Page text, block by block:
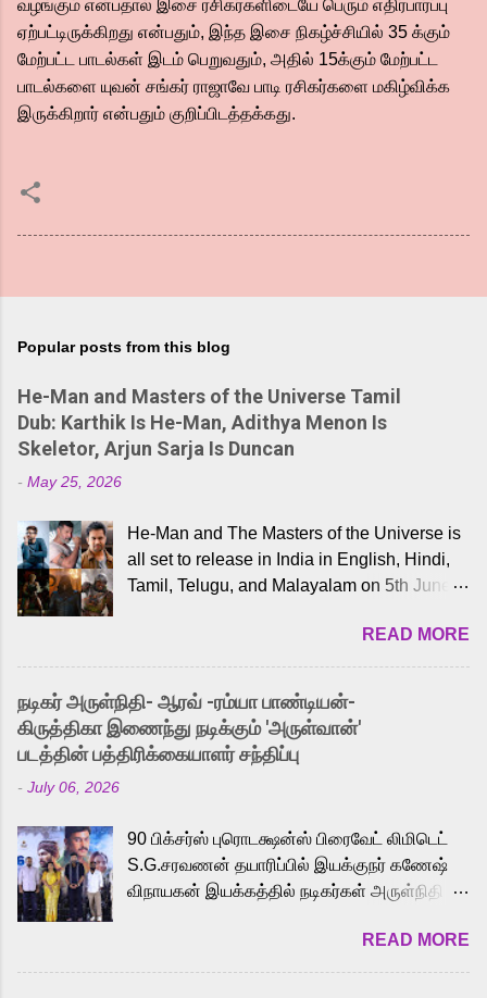
வழங்கும் என்பதால் இசை ரசிகர்களிடையே பெரும் எதிர்பார்ப்பு
ஏற்பட்டிருக்கிறது என்பதும், இந்த இசை நிகழ்ச்சியில் 35 க்கும்
மேற்பட்ட பாடல்கள் இடம் பெறுவதும், அதில் 15க்கும் மேற்பட்ட
பாடல்களை யுவன் சங்கர் ராஜாவே பாடி ரசிகர்களை மகிழ்விக்க
இருக்கிறார் என்பதும் குறிப்பிடத்தக்கது.
Popular posts from this blog
He-Man and Masters of the Universe Tamil
Dub: Karthik Is He-Man, Adithya Menon Is
Skeletor, Arjun Sarja Is Duncan
- May 25, 2026
He-Man and The Masters of the Universe is
all set to release in India in English, Hindi,
Tamil, Telugu, and Malayalam on 5th June,
received a lot of love from cult He-Man fans
and offered audiences an exciting glimpse
into the world of Eternia, the recently
released Tamil trailer has also generated
strong excitement among Tamil audiences.
Adding to the growing buzz is the film’s
to the iconic superhero He-Man. Known for
memorable songs like “Behene De” from
Raavan, “Oru Maalai” from Ghajini, and
loved for his versatile voice and strong
command over multiple languages, making
READ MORE
நடிகர் அருள்நிதி- ஆரவ் -ரம்யா பாண்டியன்-
கிருத்திகா இணைந்து நடிக்கும் 'அருள்வான்'
படத்தின் பத்திரிக்கையாளர் சந்திப்பு
- July 06, 2026
90 பிக்சர்ஸ் புரொடக்ஷன்ஸ் பிரைவேட் லிமிடெட்
S.G.சரவணன் தயாரிப்பில் இயக்குநர் கணேஷ்
விநாயகன் இயக்கத்தில் நடிகர்கள் அருள்நிதி -
முக்கிய வேடத்தில் இணைந்து நடித்திருக்கும்
'அருள்வான்' திரைப்படத்தினை
READ MORE